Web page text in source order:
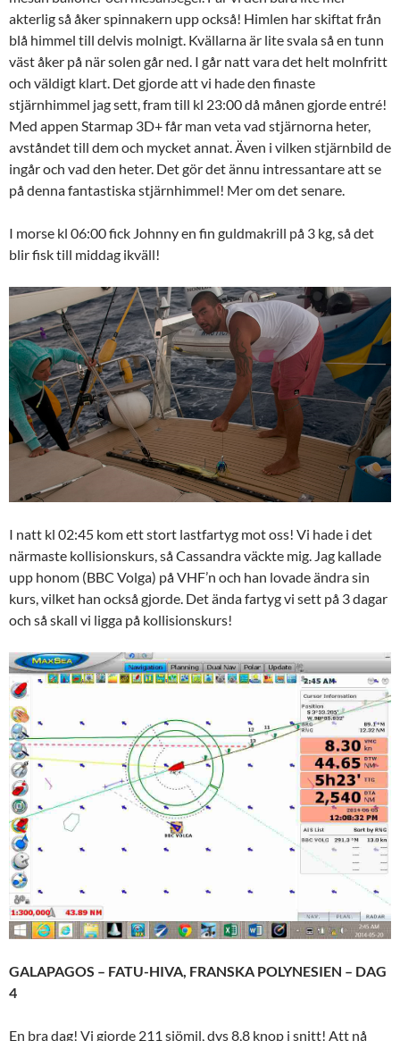
akterlig så åker spinnakern upp också! Himlen har skiftat från
blå himmel till delvis molnigt. Kvällarna är lite svala så en tunn
väst åker på när solen går ned. I går natt vara det helt molnfritt
och väldigt klart. Det gjorde att vi hade den finaste
stjärnhimmel jag sett, fram till kl 23:00 då månen gjorde entré!
Med appen Starmap 3D+ får man veta vad stjärnorna heter,
avståndet till dem och mycket annat. Även i vilken stjärnbild de
ingår och vad den heter. Det gör det ännu intressantare att se
på denna fantastiska stjärnhimmel! Mer om det senare.
I morse kl 06:00 fick Johnny en fin guldmakrill på 3 kg, så det
blir fisk till middag ikväll!
I natt kl 02:45 kom ett stort lastfartyg mot oss! Vi hade i det
närmaste kollisionskurs, så Cassandra väckte mig. Jag kallade
upp honom (BBC Volga) på VHF’n och han lovade ändra sin
kurs, vilket han också gjorde. Det ända fartyg vi sett på 3 dagar
och så skall vi ligga på kollisionskurs!
GALAPAGOS – FATU-HIVA, FRANSKA POLYNESIEN – DAG
4
En bra dag! Vi gjorde 211 sjömil, dvs 8,8 knop i snitt! Att nå